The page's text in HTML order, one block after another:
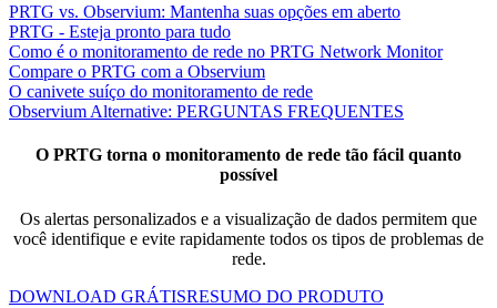
PRTG vs. Observium: Mantenha suas opções em aberto
PRTG - Esteja pronto para tudo
Como é o monitoramento de rede no PRTG Network Monitor
Compare o PRTG com a Observium
O canivete suíço do monitoramento de rede
Observium Alternative: PERGUNTAS FREQUENTES
O PRTG torna o monitoramento de rede tão fácil quanto
possível
Os alertas personalizados e a visualização de dados permitem que
você identifique e evite rapidamente todos os tipos de problemas de
rede.
DOWNLOAD GRÁTISRESUMO DO PRODUTO